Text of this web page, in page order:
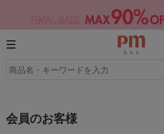
会員のお客様